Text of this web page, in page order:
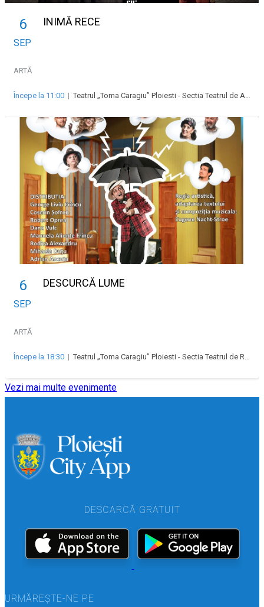
6
SEP
INIMĂ RECE
ARTĂ
Începe la 11:00 |Teatrul „Toma Caragiu” Ploiesti - Sectia Teatrul de Animatie pentru copii si tineret Imaginario
6
SEP
DESCURCĂ LUME
ARTĂ
Începe la 18:30 |Teatrul „Toma Caragiu” Ploiesti - Sectia Teatrul de Revista „Majestic”
Vezi mai multe evenimente
DESCARCĂ GRATUIT
URMĂREȘTE-NE PE